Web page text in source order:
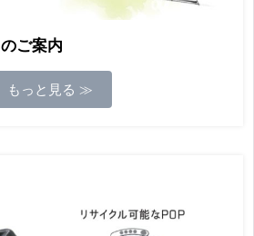
ご案内
もっと見る ≫